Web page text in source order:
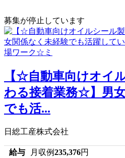
募集が停止しています
【☆自動車向けオイ
わる接着業務☆】男
でも活...
日総工産株式会社
給与 月収例235,376円